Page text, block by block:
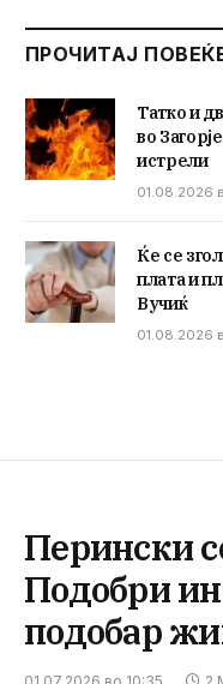
ПРОЧИТАЈ
Татко и
во
истрели
01.08.2026
Ќе се
плата и
Вучиќ
01.08.2026
Перински
Подобри
подобар